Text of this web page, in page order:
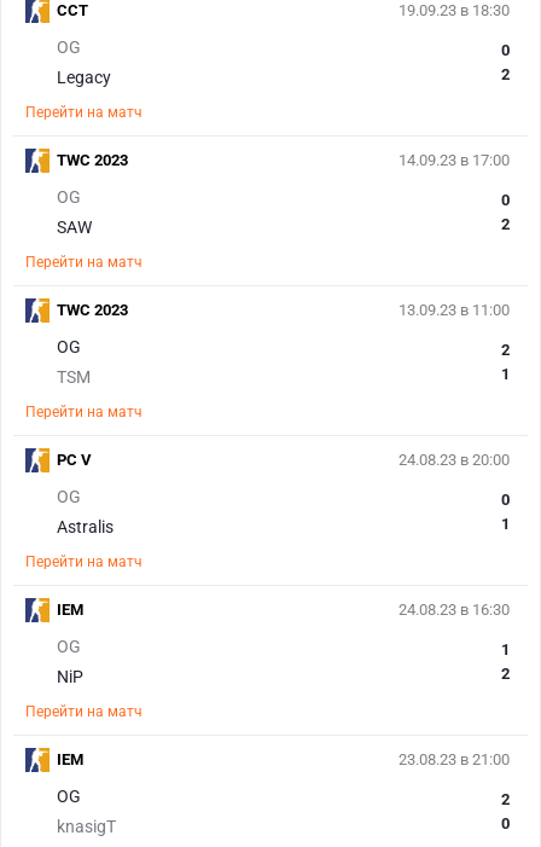
19.09.23 в 18:30
OG
Legacy
0
2
Перейти на матч
CCT
14.09.23 в 17:00
OG
SAW
0
2
Перейти на матч
TWC 2023
13.09.23 в 11:00
OG
TSM
2
1
Перейти на матч
TWC 2023
24.08.23 в 20:00
OG
Astralis
0
1
Перейти на матч
PC V
24.08.23 в 16:30
OG
NiP
1
2
Перейти на матч
IEM
23.08.23 в 21:00
OG
knasigT
2
0
IEM